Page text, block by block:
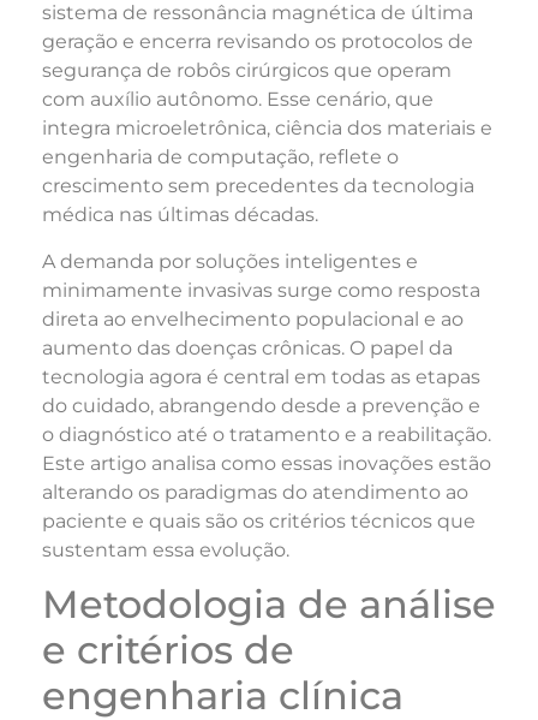
sistema de ressonância magnética de última
geração e encerra revisando os protocolos de
segurança de robôs cirúrgicos que operam
com auxílio autônomo. Esse cenário, que
integra microeletrônica, ciência dos materiais e
engenharia de computação, reflete o
crescimento sem precedentes da tecnologia
médica nas últimas décadas.
A demanda por soluções inteligentes e
minimamente invasivas surge como resposta
direta ao envelhecimento populacional e ao
aumento das doenças crônicas. O papel da
tecnologia agora é central em todas as etapas
do cuidado, abrangendo desde a prevenção e
o diagnóstico até o tratamento e a reabilitação.
Este artigo analisa como essas inovações estão
alterando os paradigmas do atendimento ao
paciente e quais são os critérios técnicos que
sustentam essa evolução.
Metodologia de análise
e critérios de
engenharia clínica